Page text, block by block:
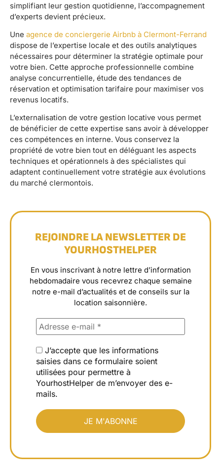
simplifiant leur gestion quotidienne, l’accompagnement
d’experts devient précieux.
Une agence de conciergerie Airbnb à Clermont-Ferrand
dispose de l’expertise locale et des outils analytiques
nécessaires pour déterminer la stratégie optimale pour
votre bien. Cette approche professionnelle combine
analyse concurrentielle, étude des tendances de
réservation et optimisation tarifaire pour maximiser vos
revenus locatifs.
L’externalisation de votre gestion locative vous permet
de bénéficier de cette expertise sans avoir à développer
ces compétences en interne. Vous conservez la
propriété de votre bien tout en déléguant les aspects
techniques et opérationnels à des spécialistes qui
adaptent continuellement votre stratégie aux évolutions
du marché clermontois.
REJOINDRE LA NEWSLETTER DE
YOURHOSTHELPER
En vous inscrivant à notre lettre d’information
hebdomadaire vous recevrez chaque semaine
notre e-mail d’actualités et de conseils sur la
location saisonnière.
J’accepte que les informations
saisies dans ce formulaire soient
utilisées pour permettre à
YourhostHelper de m’envoyer des e-
mails.